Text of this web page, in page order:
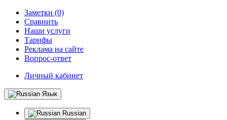
Заметки (0)
Сравнить
Наши услуги
Тарифы
Реклама на сайте
Вопрос-ответ
Личный кабинет
Язык
Russian